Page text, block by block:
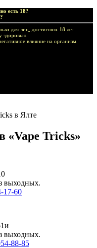
есть 18?
для лиц, достигших 18 лет.
здоровью.
влияние на организм.
«Vape Tricks»
выходных.
17-60
выходных.
88-85